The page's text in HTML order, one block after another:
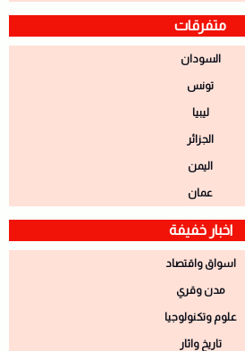
متفرقات
السودان
تونس
ليبيا
الجزائر
اليمن
عمان
اخبار خفيفة
اسواق واقتصاد
مدن وقري
علوم وتكنولوجيا
تاريخ واثار